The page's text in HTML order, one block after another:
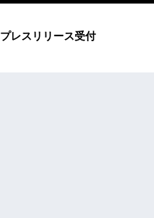
プレスリリース受付